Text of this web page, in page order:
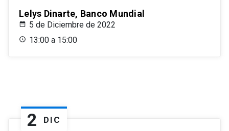
Lelys Dinarte, Banco Mundial
5 de Diciembre de 2022
13:00 a 15:00
2 DIC